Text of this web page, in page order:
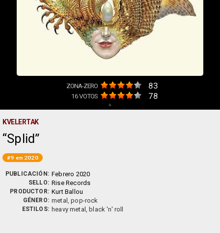
ZONA-ZERO 83
16VOTOS 78
+
KVELERTAK
Splid
#9 en 2020
PUBLICACIÓN: Febrero 2020
SELLO: Rise Records
PRODUCTOR: Kurt Ballou
GÉNERO: metal, pop-rock
ESTILOS: heavy metal, black 'n' roll